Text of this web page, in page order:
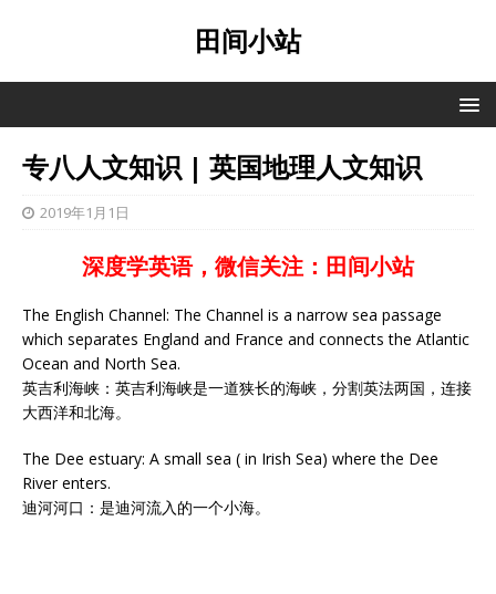
田间小站
专八人文知识 | 英国地理人文知识
2019年1月1日
深度学英语，微信关注：田间小站
The English Channel: The Channel is a narrow sea passage
which separates England and France and connects the Atlantic
Ocean and North Sea.
英吉利海峡：英吉利海峡是一道狭长的海峡，分割英法两国，连接
大西洋和北海。
The Dee estuary: A small sea ( in Irish Sea) where the Dee
River enters.
迪河河口：是迪河流入的一个小海。